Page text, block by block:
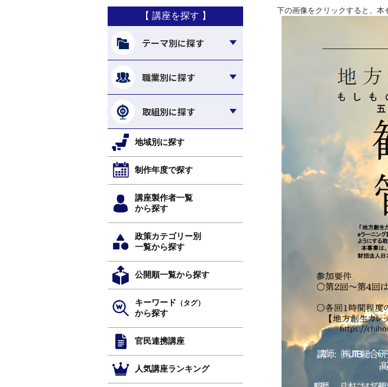
【 講座を探す 】
テーマ別に探す
職業別に探す
取組別に探す
地域別に探す
制作年度で探す
講座製作者一覧
から探す
政策カテゴリー別
一覧から探す
公開順一覧から探す
キーワード （タグ）
から探す
官民連携講座
人気講座ランキング
下の画像をクリックすると、本